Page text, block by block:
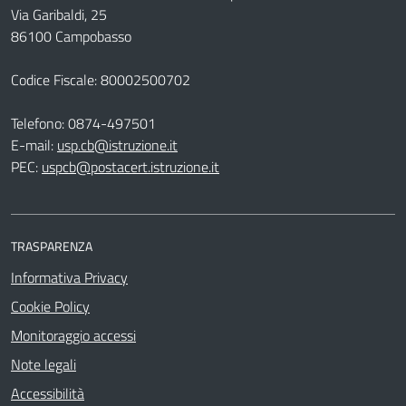
Via Garibaldi, 25
86100 Campobasso
Codice Fiscale: 80002500702
Telefono:0874-497501
E-mail: usp.cb@istruzione.it
PEC: uspcb@postacert.istruzione.it
TRASPARENZA
Informativa Privacy
Cookie Policy
Monitoraggio accessi
Note legali
Accessibilità